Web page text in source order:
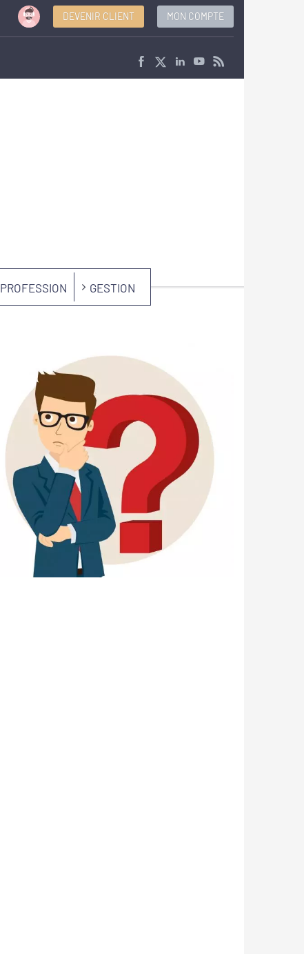
DEVENIR CLIENT MON COMPTE
PROFESSION GESTION